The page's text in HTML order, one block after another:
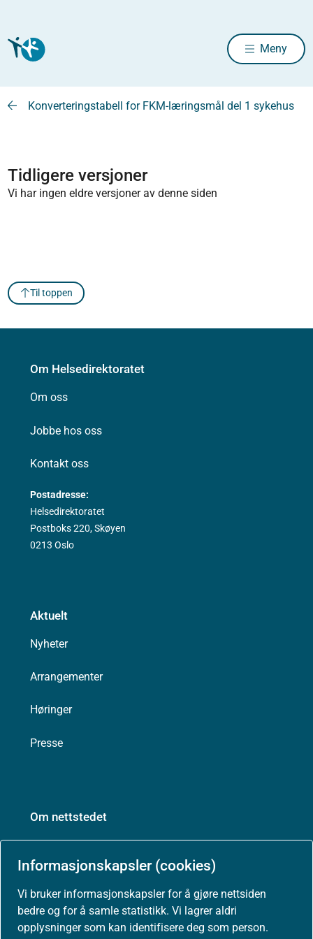
Informasjonskapsler (cookies)
Vi bruker informasjonskapsler for å gjøre nettsiden
bedre og for å samle statistikk. Vi lagrer aldri
opplysninger som kan identifisere deg som person.
Meny
Konverteringstabell for FKM-læringsmål del 1 sykehus
Tidligere versjoner
Vi har ingen eldre versjoner av denne siden
Til toppen
Om Helsedirektoratet
Om oss
Jobbe hos oss
Kontakt oss
Postadresse:
Helsedirektoratet
Postboks 220, Skøyen
0213 Oslo
Aktuelt
Nyheter
Arrangementer
Høringer
Presse
Om nettstedet
Personvernerklæring
Tilgjengelighetserklæring (uustatus.no)
Besøksstatistikk og informasjonskapsler